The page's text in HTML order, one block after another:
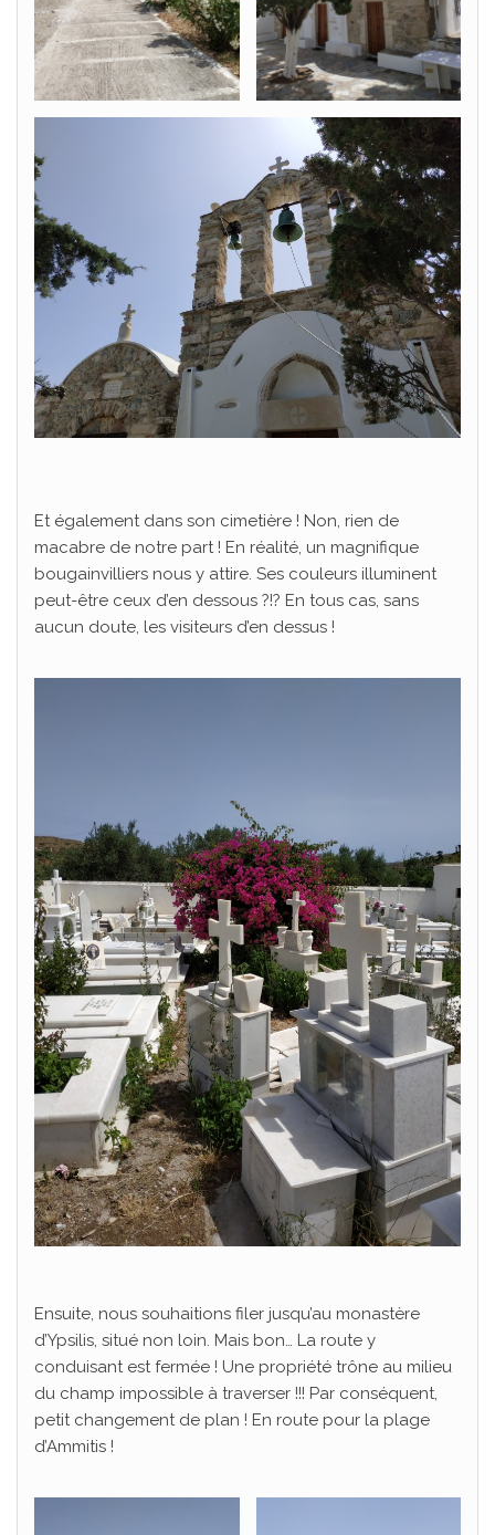
Et également dans son cimetière ! Non, rien de
macabre de notre part ! En réalité, un magnifique
bougainvilliers nous y attire. Ses couleurs illuminent
peut-être ceux d’en dessous ?!? En tous cas, sans
aucun doute, les visiteurs d’en dessus !
Ensuite, nous souhaitions filer jusqu’au monastère
d’Ypsilis, situé non loin. Mais bon… La route y
conduisant est fermée ! Une propriété trône au milieu
du champ impossible à traverser !!! Par conséquent,
petit changement de plan ! En route pour la plage
d’Ammitis !